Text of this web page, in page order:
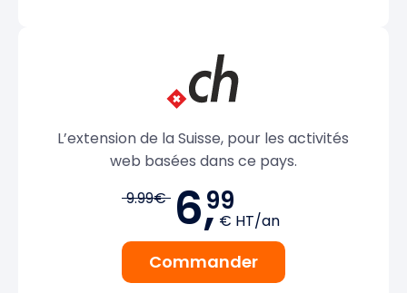
L’extension de la Suisse, pour les activités
web basées dans ce pays.
9.99€ 6,99
€ HT/an
Commander